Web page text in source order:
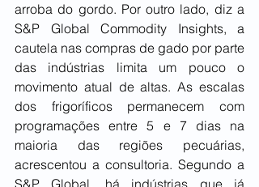
arroba do gordo. Por outro lado, diz a
S&P Global Commodity Insights, a
cautela nas compras de gado por parte
das indústrias limita um pouco o
movimento atual de altas. As escalas
dos frigoríficos permanecem com
programações entre 5 e 7 dias na
maioria das regiões pecuárias,
acrescentou a consultoria. Segundo a